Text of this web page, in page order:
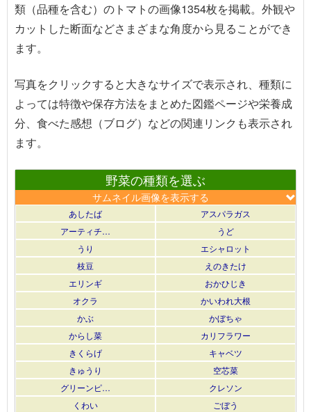
類（品種を含む）のトマトの画像1354枚を掲載。外観や
カットした断面などさまざまな角度から見ることができ
ます。
写真をクリックすると大きなサイズで表示され、種類に
よっては特徴や保存方法をまとめた図鑑ページや栄養成
分、食べた感想（ブログ）などの関連リンクも表示され
ます。
野菜の種類を選ぶ
サムネイル画像を表示する
あしたば
アスパラガス
アーティチ…
うど
うり
エシャロット
枝豆
えのきたけ
エリンギ
おかひじき
オクラ
かいわれ大根
かぶ
かぼちゃ
からし菜
カリフラワー
きくらげ
キャベツ
きゅうり
空芯菜
グリーンピ…
クレソン
くわい
ごぼう